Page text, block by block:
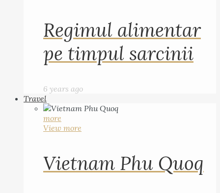
Regimul alimentar
pe timpul sarcinii
6 years ago
Travel
more
View more
Vietnam Phu Quoq